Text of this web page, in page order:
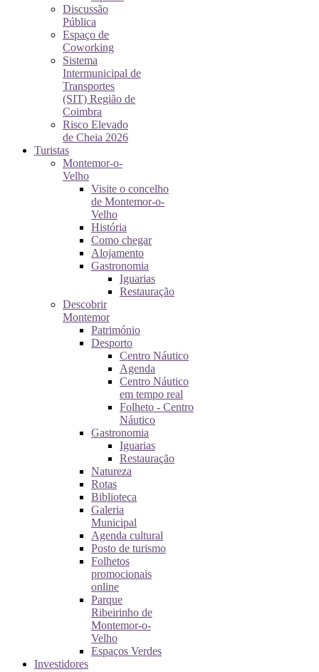
Discussão
Pública
Espaço de
Coworking
Sistema
Intermunicipal de
Transportes
(SIT) Região de
Coimbra
Risco Elevado
de Cheia 2026
Turistas
Montemor-o-
Velho
Visite o concelho
de Montemor-o-
Velho
História
Como chegar
Alojamento
Gastronomia
Iguarias
Restauração
Descobrir
Montemor
Património
Desporto
Centro Náutico
Agenda
Centro Náutico
em tempo real
Folheto - Centro
Náutico
Gastronomia
Iguarias
Restauração
Natureza
Rotas
Biblioteca
Galeria
Municipal
Agenda cultural
Posto de turismo
Folhetos
promocionais
online
Parque
Ribeirinho de
Montemor-o-
Velho
Espaços Verdes
Investidores